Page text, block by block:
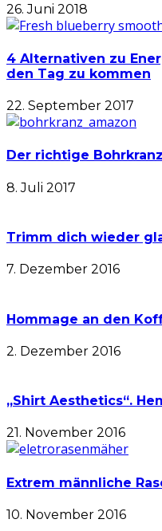
26. Juni 2018
4 Alternativen zu
den Tag zu kommen
22. September 2017
Der richtige
8. Juli 2017
Trimm dich wieder
7. Dezember 2016
Hommage an den
2. Dezember 2016
„Shirt Aesthetics“.
21. November 2016
Extrem männliche
10. November 2016